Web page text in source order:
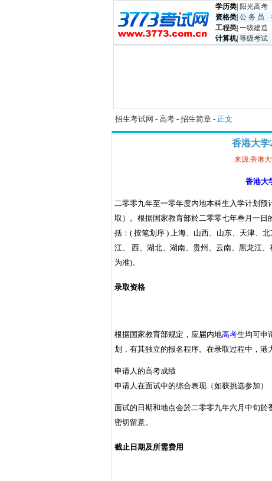
学历类 阳光高考
资格类 公 务 员
工程类 一级建造
计算机| 等级考试
招生考试网 - 高考 - 招生简章 - 正文
香港大学
来源:香港
香港大
二零零九年至一零年度内地本科生入学计划
取）。根据国家教育部於二零零七年叁月一
括：( 按笔划序 ) 上海、山西、山东、天津、
江、 西、湖北、湖南、贵州、云南、黑龙江
为准)。
录取资格
根据国家教育部规定，应届内地高考生均可申
划，有其独立的报名程序。在录取过程中，港
申请人的高考成绩
申请人在面试中的综合表现（如获挑选参加）
面试的日期和地点会於二零零九年六月中旬於
密切留意。
截止日期及所需费用